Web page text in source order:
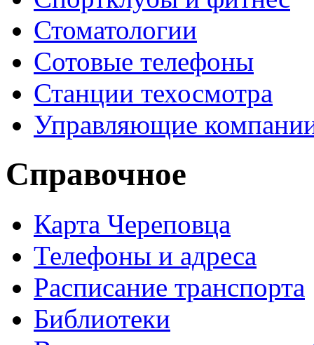
Стоматологии
Сотовые телефоны
Станции техосмотра
Управляющие
Справочное
Карта Череповца
Телефоны и адреса
Расписание транспорта
Библиотеки